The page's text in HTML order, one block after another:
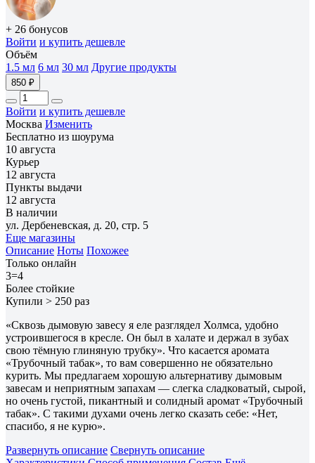
+ 26 бонусов
Войти и купить дешевле
Объём
1.5 мл 6 мл 30 мл Другие продукты
850 ₽
Войти и купить дешевле
Москва Изменить
Бесплатно из шоурума
10 августа
Курьер
12 августа
Пункты выдачи
12 августа
В наличии
ул. Дербеневская, д. 20, стр. 5
Еще магазины
Описание Ноты Похожее
Только онлайн
3=4
Более стойкие
Купили > 250 раз
«Сквозь дымовую завесу я еле разглядел Холмса, удобно
устроившегося в кресле. Он был в халате и держал в зубах
свою тёмную глиняную трубку». Что касается аромата
«Трубочный табак», то вам совершенно не обязательно
курить. Мы предлагаем хорошую альтернативу дымовым
завесам и неприятным запахам — слегка сладковатый, сырой,
но очень густой, пикантный и солидный аромат «Трубочный
табак». С такими духами очень легко сказать себе: «Нет,
спасибо, я не курю».
Развернуть описание Свернуть описание